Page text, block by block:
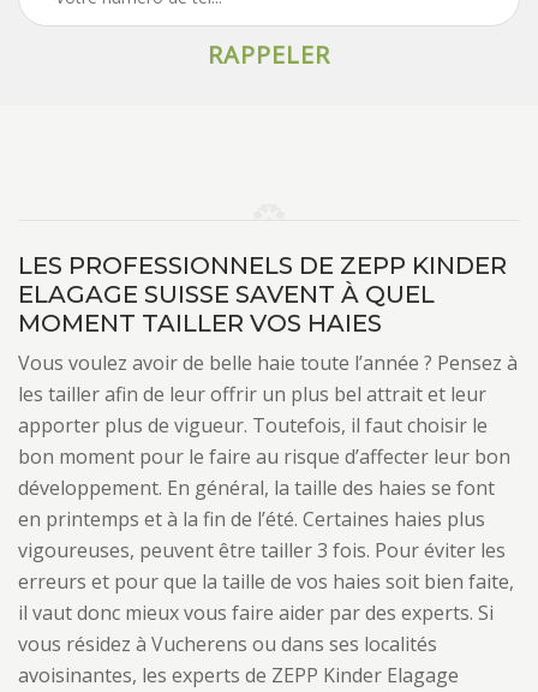
LES PROFESSIONNELS DE ZEPP KINDER
ELAGAGE SUISSE SAVENT À QUEL
MOMENT TAILLER VOS HAIES
Vous voulez avoir de belle haie toute l’année ? Pensez à
les tailler afin de leur offrir un plus bel attrait et leur
apporter plus de vigueur. Toutefois, il faut choisir le
bon moment pour le faire au risque d’affecter leur bon
développement. En général, la taille des haies se font
en printemps et à la fin de l’été. Certaines haies plus
vigoureuses, peuvent être tailler 3 fois. Pour éviter les
erreurs et pour que la taille de vos haies soit bien faite,
il vaut donc mieux vous faire aider par des experts. Si
vous résidez à Vucherens ou dans ses localités
avoisinantes, les experts de ZEPP Kinder Elagage